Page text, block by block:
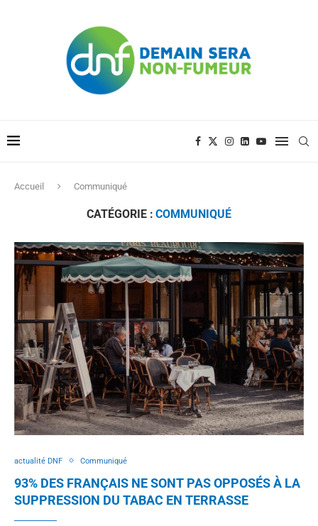
Accueil Communiqué
CATÉGORIE : COMMUNIQUÉ
actualité DNF Communiqué
93% DES FRANÇAIS NE SONT PAS OPPOSÉS À LA
SUPPRESSION DU TABAC EN TERRASSE